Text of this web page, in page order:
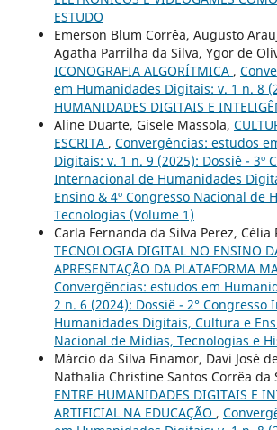
ESTUDO
Emerson Blum Corrêa, Augusto
Agatha Parrilha da Silva, Ygor de
ICONOGRAFIA ALGORÍTMICA ,
em Humanidades Digitais: v. 1 n. 8
HUMANIDADES DIGITAIS E
Aline Duarte, Gisele Massola,
ESCRITA , Convergências: estudos
Digitais: v. 1 n. 9 (2025): Dossiê - 3º
Internacional de Humanidades
Ensino & 4º Congresso Nacional de
Tecnologias (Volume 1)
Carla Fernanda da Silva Perez, Célia
TECNOLOGIA DIGITAL NO ENSINO
APRESENTAÇÃO DA PLATAFORMA
Convergências: estudos em
2 n. 6 (2024): Dossiê - 2°
Humanidades Digitais, Cultura e
Nacional de Mídias, Tecnologias e
Márcio da Silva Finamor, Davi José
Nathalia Christine Santos Corrêa da
ENTRE HUMANIDADES DIGITAIS E
ARTIFICIAL NA EDUCAÇÃO ,